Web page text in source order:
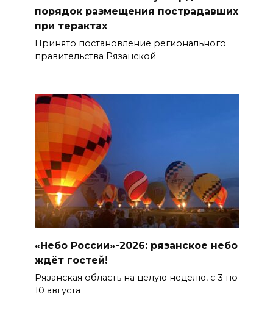
порядок размещения пострадавших
при терактах
Принято постановление регионального
правительства Рязанской
«Небо России»-2026: рязанское небо
ждёт гостей!
Рязанская область на целую неделю, с 3 по
10 августа